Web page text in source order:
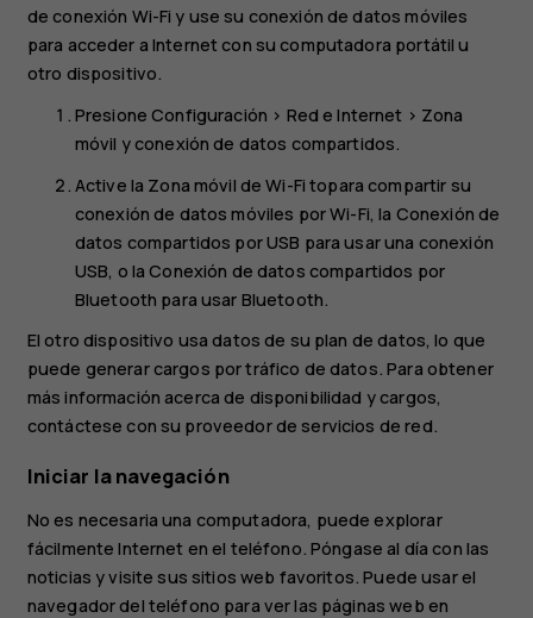
de conexión Wi-Fi y use su conexión de datos móviles
para acceder a Internet con su computadora portátil u
otro dispositivo.
PresioneConfiguración > Red e Internet > Zona
móvil y conexión de datos compartidos.
Active la Zona móvil de Wi-Fi topara compartir su
conexión de datos móviles por Wi-Fi, la Conexión de
datos compartidos por USB para usar una conexión
USB, o laConexión de datos compartidos por
Bluetooth para usar Bluetooth.
El otro dispositivo usa datos de su plan de datos, lo que
puede generar cargos por tráfico de datos. Para obtener
más información acerca de disponibilidad y cargos,
contáctese con su proveedor de servicios de red.
Iniciar la navegación
No es necesaria una computadora, puede explorar
fácilmente Internet en el teléfono. Póngase al día con las
noticias y visite sus sitios web favoritos. Puede usar el
navegador del teléfono para ver las páginas web en